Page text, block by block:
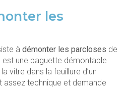
les
à démonter les parcloses de
une baguette démontable
vitre dans la feuillure d’un
assez technique et demande